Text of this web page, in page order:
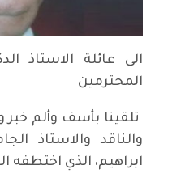
الى عائلة الاستاذ
المحترمين
تلقينا بأسف وألم خبر
والناقد والاستاذ
ابراهيم، الذي اختطفه